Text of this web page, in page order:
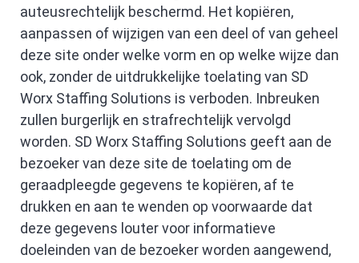
auteusrechtelijk beschermd. Het kopiëren,
aanpassen of wijzigen van een deel of van geheel
deze site onder welke vorm en op welke wijze dan
ook, zonder de uitdrukkelijke toelating van SD
Worx Staffing Solutions is verboden. Inbreuken
zullen burgerlijk en strafrechtelijk vervolgd
worden. SD Worx Staffing Solutions geeft aan de
bezoeker van deze site de toelating om de
geraadpleegde gegevens te kopiëren, af te
drukken en aan te wenden op voorwaarde dat
deze gegevens louter voor informatieve
doeleinden van de bezoeker worden aangewend,